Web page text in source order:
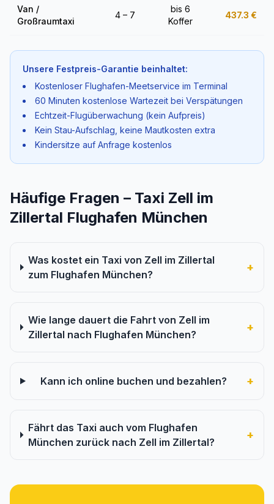
Van /
Großraumtaxi
4 – 7
bis 6
Koffer
437.3 €
Unsere Festpreis-Garantie beinhaltet:
Kostenloser Flughafen-Meetservice im Terminal
60 Minuten kostenlose Wartezeit bei Verspätungen
Echtzeit-Flugüberwachung (kein Aufpreis)
Kein Stau-Aufschlag, keine Mautkosten extra
Kindersitze auf Anfrage kostenlos
Häufige Fragen – Taxi Zell im
Zillertal Flughafen München
Was kostet ein Taxi von Zell im Zillertal
zum Flughafen München?
+
Wie lange dauert die Fahrt von Zell im
Zillertal nach Flughafen München?
+
Kann ich online buchen und bezahlen? +
Fährt das Taxi auch vom Flughafen
München zurück nach Zell im Zillertal?
+